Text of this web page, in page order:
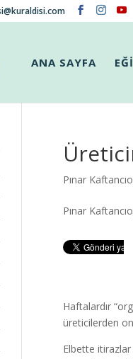
ANA SAYFA
Pınar
Pınar
Haftalardır
üreticilerden
Elbette itirazlar